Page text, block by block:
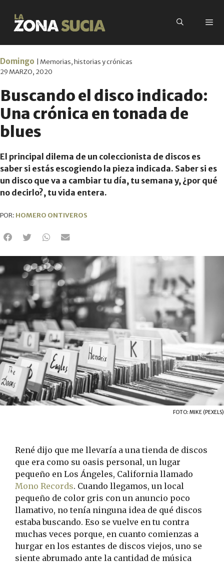
Domingo
| Memorias, historias y crónicas
29 MARZO, 2020
Buscando el disco indicado:
Una crónica en tonada de
blues
El principal dilema de un coleccionista de discos es
saber si estás escogiendo la pieza indicada. Saber si es
un disco que va a cambiar tu día, tu semana y, ¿por qué
no decirlo?, tu vida entera.
POR: HOMERO ONTIVEROS
FOTO: MIKE (PEXELS)
René dijo que me llevaría a una tienda de discos
que era como su oasis personal, un lugar
pequeño en Los Ángeles, California llamado
Mono Records. Cuando llegamos, un local
pequeño de color gris con un anuncio poco
llamativo, no tenía ninguna idea de qué discos
estaba buscando. Eso se vuelve en tu contra
muchas veces porque, en cuanto comienzas a
hurgar en los estantes de discos viejos, uno se
siente abrumado ante la cantidad de música